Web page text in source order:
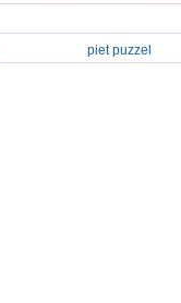
piet puzzel